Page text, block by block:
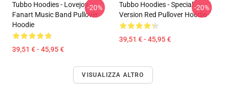
Tubbo Hoodies - Lovejoy
Fanart Music Band Pullover
Hoodie
39,51 € - 45,95 €
-20%
Tubbo Hoodies - Special
Version Red Pullover Hoodie
39,51 € - 45,95 €
-20%
VISUALIZZA ALTRO